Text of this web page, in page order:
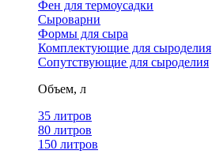
Фен для термоусадки
Сыроварни
Формы для сыра
Комплектующие для сыроделия
Сопутствующие для сыроделия
Объем, л
35 литров
80 литров
150 литров